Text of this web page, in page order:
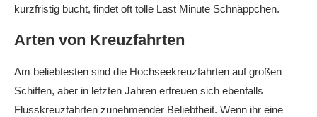
kurzfristig bucht, findet oft tolle Last Minute Schnäppchen.
Arten von Kreuzfahrten
Am beliebtesten sind die Hochseekreuzfahrten auf großen
Schiffen, aber in letzten Jahren erfreuen sich ebenfalls
Flusskreuzfahrten zunehmender Beliebtheit. Wenn ihr eine